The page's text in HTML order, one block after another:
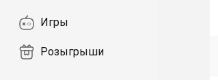
Игры
Розыгрыши